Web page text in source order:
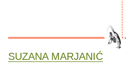
SUZANA MARJANIĆ